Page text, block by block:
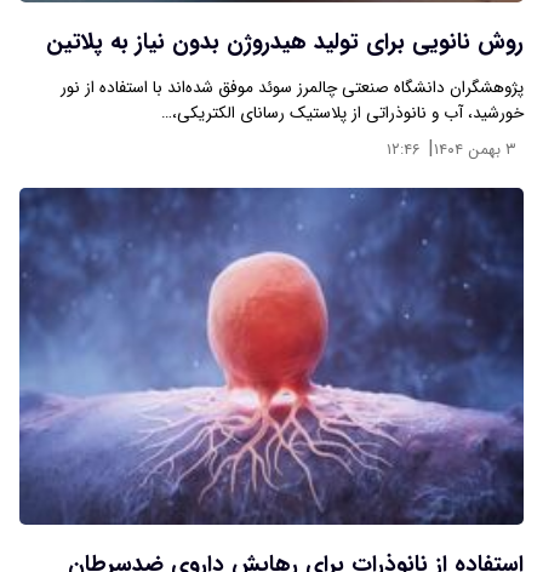
روش نانویی برای تولید هیدروژن بدون نیاز به پلاتین
پژوهشگران دانشگاه صنعتی چالمرز سوئد موفق شده‌اند با استفاده از نور
خورشید، آب و نانوذراتی از پلاستیک رسانای الکتریکی،…
۳ بهمن ۱۴۰۴ | ۱۲:۴۶